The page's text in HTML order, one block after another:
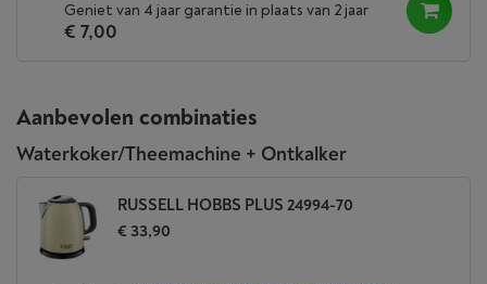
Geniet van 4 jaar garantie in plaats van 2 jaar
€ 7,00
Aanbevolen combinaties
Waterkoker/Theemachine + Ontkalker
RUSSELL HOBBS PLUS 24994-70
€ 33,90